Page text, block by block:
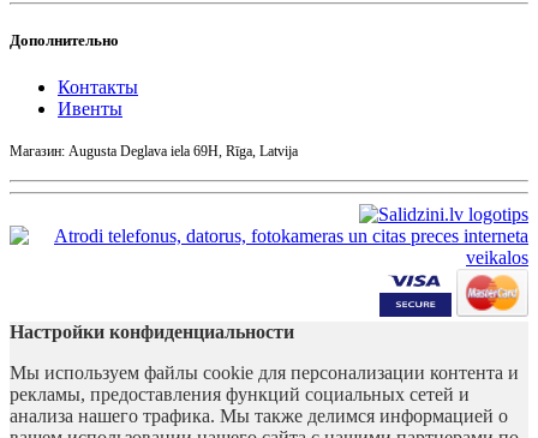
Дополнительно
Контакты
Ивенты
Магазин: Augusta Deglava iela 69H, Rīga, Latvija
Настройки конфиденциальности
Мы используем файлы cookie для персонализации контента и
рекламы, предоставления функций социальных сетей и
анализа нашего трафика. Мы также делимся информацией о